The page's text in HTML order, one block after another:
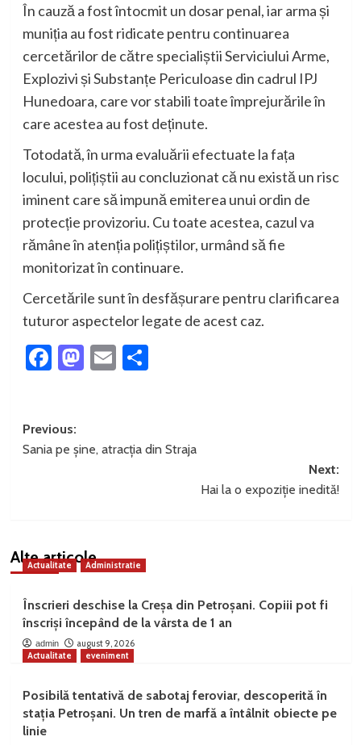
În cauză a fost întocmit un dosar penal, iar arma și
muniția au fost ridicate pentru continuarea
cercetărilor de către specialiștii Serviciului Arme,
Explozivi și Substanțe Periculoase din cadrul IPJ
Hunedoara, care vor stabili toate împrejurările în
care acestea au fost deținute.
Totodată, în urma evaluării efectuate la fața
locului, polițiștii au concluzionat că nu există un risc
iminent care să impună emiterea unui ordin de
protecție provizoriu. Cu toate acestea, cazul va
rămâne în atenția polițiștilor, urmând să fie
monitorizat în continuare.
Cercetările sunt în desfășurare pentru clarificarea
tuturor aspectelor legate de acest caz.
Facebook
Mastodon
EmailPartajează
Post
navigation
Previous:
Sania pe șine, atracția din Straja
Next:
Hai la o expoziție inedită!
Alte articole
Actualitate Administratie
Înscrieri deschise la Creșa din Petroșani. Copiii pot fi
înscriși începând de la vârsta de 1 an
admin
august 9, 2026
Actualitate
eveniment
Posibilă tentativă de sabotaj feroviar, descoperită în
stația Petroșani. Un tren de marfă a întâlnit obiecte pe
linie